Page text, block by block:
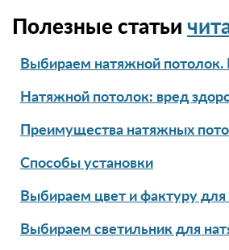
Полезные статьи
Выбираем натяжной потолок.
Натяжной потолок: вред
Преимущества натяжных
Способы установки
Выбираем цвет и фактуру для
Выбираем светильник для